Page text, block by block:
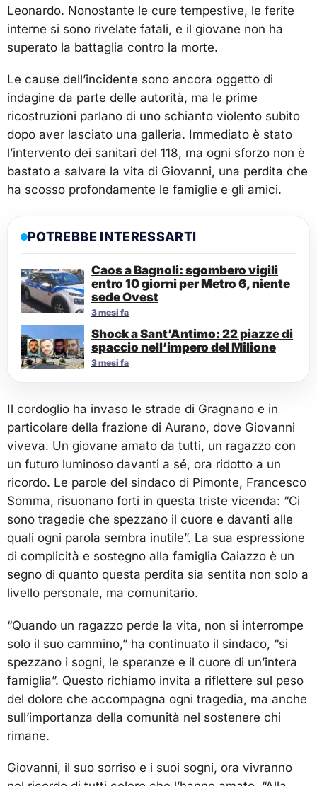
Leonardo. Nonostante le cure tempestive, le ferite
interne si sono rivelate fatali, e il giovane non ha
superato la battaglia contro la morte.
Le cause dell’incidente sono ancora oggetto di
indagine da parte delle autorità, ma le prime
ricostruzioni parlano di uno schianto violento subito
dopo aver lasciato una galleria. Immediato è stato
l’intervento dei sanitari del 118, ma ogni sforzo non è
bastato a salvare la vita di Giovanni, una perdita che
ha scosso profondamente le famiglie e gli amici.
POTREBBE INTERESSARTI
Caos a Bagnoli: sgombero vigili
entro 10 giorni per Metro 6, niente
sede Ovest
3 mesi fa
Shock a Sant’Antimo: 22 piazze di
spaccio nell’impero del Milione
3 mesi fa
Il cordoglio ha invaso le strade di Gragnano e in
particolare della frazione di Aurano, dove Giovanni
viveva. Un giovane amato da tutti, un ragazzo con
un futuro luminoso davanti a sé, ora ridotto a un
ricordo. Le parole del sindaco di Pimonte, Francesco
Somma, risuonano forti in questa triste vicenda: “Ci
sono tragedie che spezzano il cuore e davanti alle
quali ogni parola sembra inutile”. La sua espressione
di complicità e sostegno alla famiglia Caiazzo è un
segno di quanto questa perdita sia sentita non solo a
livello personale, ma comunitario.
“Quando un ragazzo perde la vita, non si interrompe
solo il suo cammino,” ha continuato il sindaco, “si
spezzano i sogni, le speranze e il cuore di un’intera
famiglia”. Questo richiamo invita a riflettere sul peso
del dolore che accompagna ogni tragedia, ma anche
sull’importanza della comunità nel sostenere chi
rimane.
Giovanni, il suo sorriso e i suoi sogni, ora vivranno